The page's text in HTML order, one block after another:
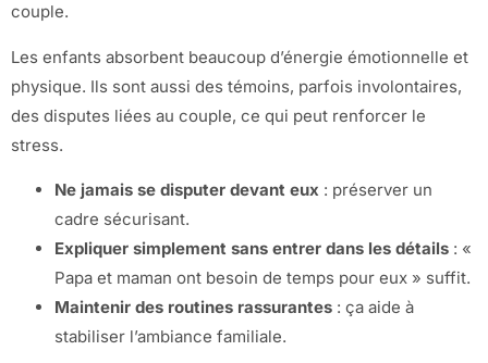
couple.
Les enfants absorbent beaucoup d’énergie émotionnelle et
physique. Ils sont aussi des témoins, parfois involontaires,
des disputes liées au couple, ce qui peut renforcer le
stress.
Ne jamais se disputer devant eux : préserver un
cadre sécurisant.
Expliquer simplement sans entrer dans les détails : «
Papa et maman ont besoin de temps pour eux » suffit.
Maintenir des routines rassurantes : ça aide à
stabiliser l’ambiance familiale.